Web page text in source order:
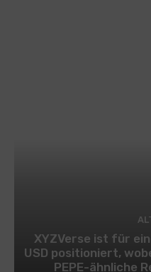
XYZVerse ist für
USD positioniert,
PEPE-ähnliche